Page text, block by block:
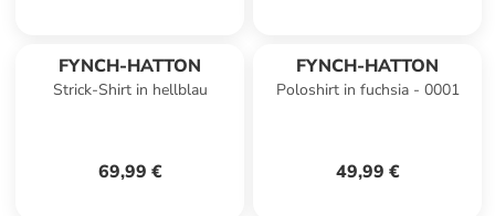
FYNCH-HATTON
Strick-Shirt in hellblau
69,99 €
FYNCH-HATTON
Poloshirt in fuchsia - 0001
49,99 €